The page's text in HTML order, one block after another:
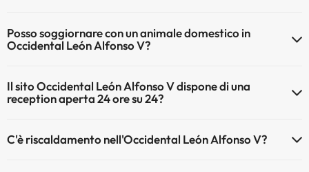
Posso soggiornare con un animale domestico in
Occidental León Alfonso V?
Il sito Occidental León Alfonso V dispone di una
reception aperta 24 ore su 24?
C'è riscaldamento nell'Occidental León Alfonso V?